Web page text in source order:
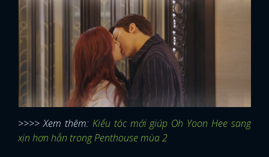
>>>> Xem thêm: Kiểu tóc mới giúp Oh Yoon Hee sang
xịn hơn hẳn trong Penthouse mùa 2